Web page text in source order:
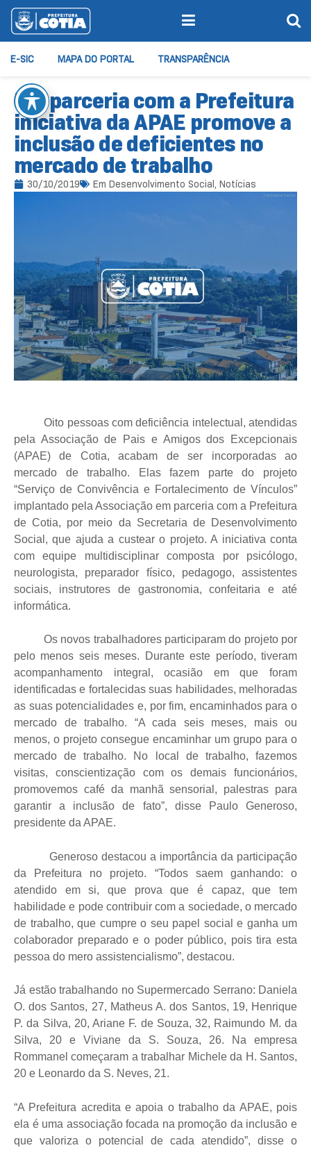
E-SIC MAPA DO PORTAL TRANSPARÊNCIA
Em parceria com a Prefeitura
iniciativa da APAE promove a
inclusão de deficientes no
mercado de trabalho
30/10/2019 Em Desenvolvimento Social, Notícias
Oito pessoas com deficiência intelectual, atendidas
pela Associação de Pais e Amigos dos Excepcionais
(APAE) de Cotia, acabam de ser incorporadas ao
mercado de trabalho. Elas fazem parte do projeto
“Serviço de Convivência e Fortalecimento de Vínculos”
implantado pela Associação em parceria com a Prefeitura
de Cotia, por meio da Secretaria de Desenvolvimento
Social, que ajuda a custear o projeto. A iniciativa conta
com equipe multidisciplinar composta por psicólogo,
neurologista, preparador físico, pedagogo, assistentes
sociais, instrutores de gastronomia, confeitaria e até
informática.
Os novos trabalhadores participaram do projeto por
pelo menos seis meses. Durante este período, tiveram
acompanhamento integral, ocasião em que foram
identificadas e fortalecidas suas habilidades, melhoradas
as suas potencialidades e, por fim, encaminhados para o
mercado de trabalho. “A cada seis meses, mais ou
menos, o projeto consegue encaminhar um grupo para o
mercado de trabalho. No local de trabalho, fazemos
visitas, conscientização com os demais funcionários,
promovemos café da manhã sensorial, palestras para
garantir a inclusão de fato”, disse Paulo Generoso,
presidente da APAE.
Generoso destacou a importância da participação
da Prefeitura no projeto. “Todos saem ganhando: o
atendido em si, que prova que é capaz, que tem
habilidade e pode contribuir com a sociedade, o mercado
de trabalho, que cumpre o seu papel social e ganha um
colaborador preparado e o poder público, pois tira esta
pessoa do mero assistencialismo”, destacou.
Já estão trabalhando no Supermercado Serrano: Daniela
O. dos Santos, 27, Matheus A. dos Santos, 19, Henrique
P. da Silva, 20, Ariane F. de Souza, 32, Raimundo M. da
Silva, 20 e Viviane da S. Souza, 26. Na empresa
Rommanel começaram a trabalhar Michele da H. Santos,
20 e Leonardo da S. Neves, 21.
“A Prefeitura acredita e apoia o trabalho da APAE, pois
ela é uma associação focada na promoção da inclusão e
que valoriza o potencial de cada atendido”, disse o